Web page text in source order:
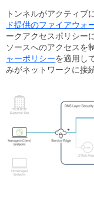
ZTNA
ア
ク
セ
ス
（ブ
セ
トンネルがアクティブ
ド提供のファイアウォ
ークアクセスポリシー
ソースへのアクセスを
ャーポリシーを適用し
みがネットワークに接